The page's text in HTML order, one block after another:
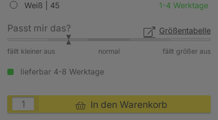
Weiß | 45
1-4 Werktage
Größentabelle
Passt mir das?
fällt kleiner aus fällt größer aus
normal
lieferbar 4-8 Werktage
In den Warenkorb